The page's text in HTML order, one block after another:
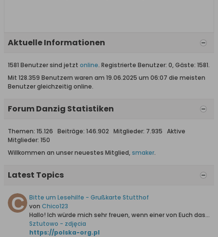
Aktuelle Informationen
1581 Benutzer sind jetzt online. Registrierte Benutzer: 0, Gäste: 1581.
Mit 128.359 Benutzern waren am 19.06.2025 um 06:07 die meisten
Benutzer gleichzeitig online.
Forum Danzig Statistiken
Themen: 15.126 Beiträge: 146.902 Mitglieder: 7.935 Aktive
Mitglieder: 150
Willkommen an unser neuestes Mitglied, smaker.
Latest Topics
Bitte um Lesehilfe - Grußkarte Stutthof
von Chico123
Hallo! Ich würde mich sehr freuen, wenn einer von Euch das Handgeschriebene für mich entziffern könnte.
Sztutowo - zdjęcia
https://polska-org.pl